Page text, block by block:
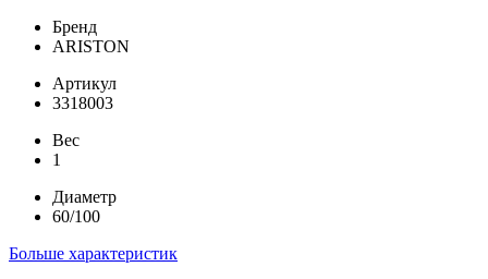
Бренд
ARISTON
Артикул
3318003
Вес
1
Диаметр
60/100
Больше характеристик